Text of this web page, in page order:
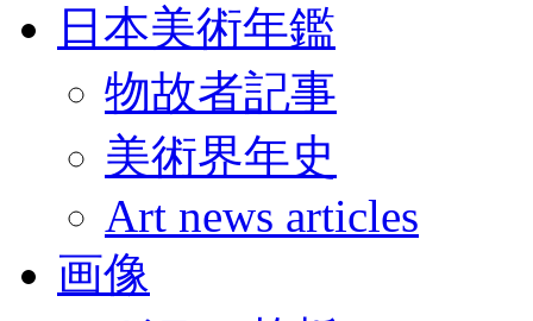
日本美術年鑑
物故者記事
美術界年史
Art news articles
画像